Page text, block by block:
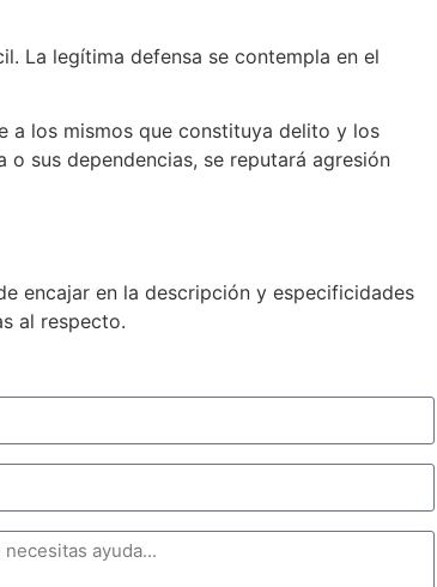
La legítima defensa se contempla en el
a los mismos que constituya delito y los
sus dependencias, se reputará agresión
encajar en la descripción y especificidades
al respecto.